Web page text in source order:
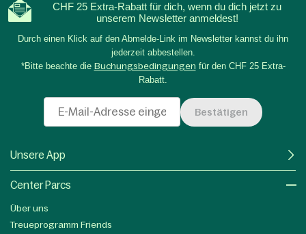
CHF 25 Extra-Rabatt für dich, wenn du dich jetzt zu
unserem Newsletter anmeldest!
Durch einen Klick auf den Abmelde-Link im Newsletter kannst du ihn
jederzeit abbestellen.
*Bitte beachte die Buchungsbedingungen für den CHF 25 Extra-
Rabatt.
Bestätigen
Unsere App
Center Parcs
Über uns
Treueprogramm Friends